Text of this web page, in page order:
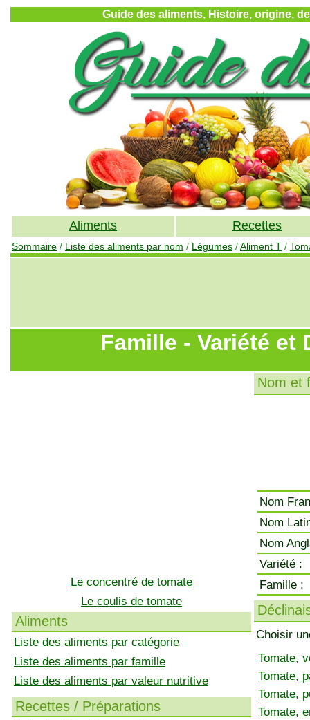
Guide des aliments, Histoire, origine,
Aliments Recettes
Sommaire / Liste des aliments par nom / Légumes /Aliment T /
Famille - Variété et
Le concentré de tomate
Le coulis de tomate
Aliments
Liste des aliments par catégorie
Liste des aliments par famille
Liste des aliments par valeur nutritive
Recettes / Préparations
Nom et
Nom
Nom
Nom
Variété :
Famille :
Choisir
Tomate,
Tomate,
Tomate,
Tomate,